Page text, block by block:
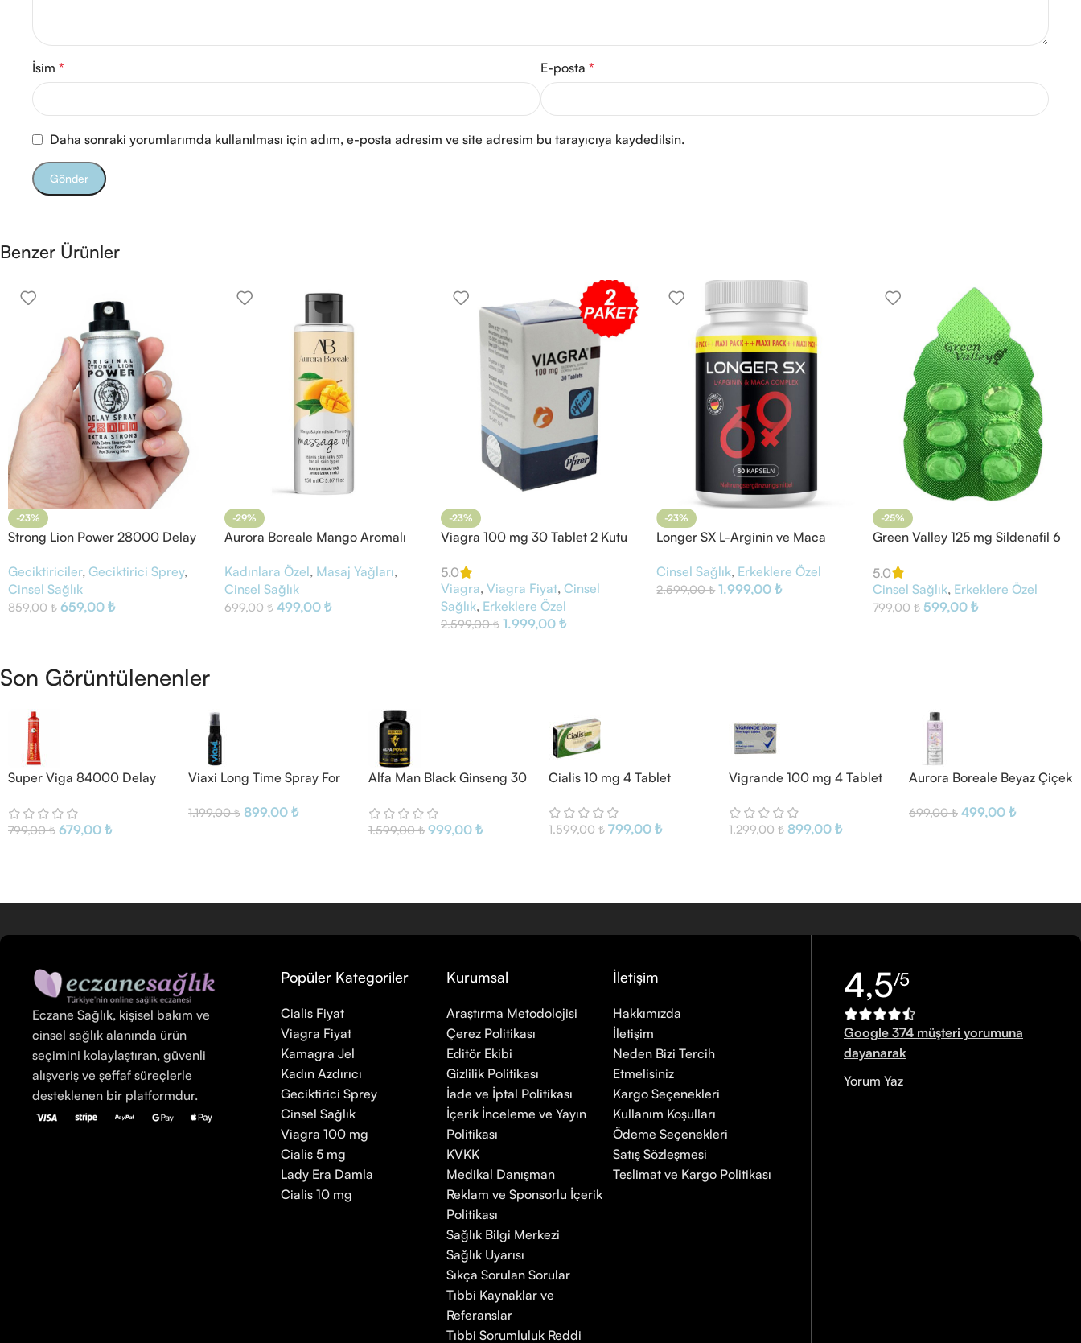
İsim * E-posta *
Daha sonraki yorumlarımda kullanılması için adım, e-posta adresim ve site adresim bu tarayıcıya kaydedilsin.
Benzer Ürünler
-23%
Strong Lion Power 28000 Delay
Geciktiriciler, Geciktirici Sprey,
Cinsel Sağlık
859,00₺ 659,00 ₺
-29%
Aurora Boreale Mango Aromalı
Kadınlara Özel, Masaj Yağları,
Cinsel Sağlık
699,00₺ 499,00 ₺
-23%
Viagra 100 mg 30 Tablet 2 Kutu
5.0
Viagra, Viagra Fiyat, Cinsel
Sağlık, Erkeklere Özel
2.599,00₺ 1.999,00 ₺
-23%
Longer SX L-Arginin ve Maca
Cinsel Sağlık, Erkeklere Özel
2.599,00₺ 1.999,00₺
-25%
Green Valley 125 mg Sildenafil 6
5.0
Cinsel Sağlık, Erkeklere Özel
799,00₺ 599,00₺
Son Görüntülenenler
Super Viga 84000 Delay
799,00₺ 679,00 ₺
Viaxi Long Time Spray For
1.199,00₺ 899,00 ₺
Alfa Man Black Ginseng 30
1.599,00₺ 999,00 ₺
Cialis 10 mg 4 Tablet
1.599,00₺ 799,00 ₺
Vigrande 100 mg 4 Tablet
1.299,00₺ 899,00 ₺
Aurora Boreale Beyaz Çiçek
699,00₺ 499,00 ₺
Eczane Sağlık, kişisel bakım ve
cinsel sağlık alanında ürün
seçimini kolaylaştıran, güvenli
alışveriş ve şeffaf süreçlerle
desteklenen bir platformdur.
Popüler Kategoriler
Cialis Fiyat
Viagra Fiyat
Kamagra Jel
Kadın Azdırıcı
Geciktirici Sprey
Cinsel Sağlık
Viagra 100 mg
Cialis 5 mg
Lady Era Damla
Cialis 10 mg
Kurumsal
Araştırma Metodolojisi
Çerez Politikası
Editör Ekibi
Gizlilik Politikası
İade ve İptal Politikası
İçerik İnceleme ve Yayın
Politikası
KVKK
Medikal Danışman
Reklam ve Sponsorlu İçerik
Politikası
Sağlık Bilgi Merkezi
Sağlık Uyarısı
Sıkça Sorulan Sorular
Tıbbi Kaynaklar ve
Referanslar
Tıbbi Sorumluluk Reddi
İletişim
Hakkımızda
İletişim
Neden Bizi Tercih
Etmelisiniz
Kargo Seçenekleri
Kullanım Koşulları
Ödeme Seçenekleri
Satış Sözleşmesi
Teslimat ve Kargo Politikası
4,5/5
Google 374 müşteri yorumuna
dayanarak
Yorum Yaz